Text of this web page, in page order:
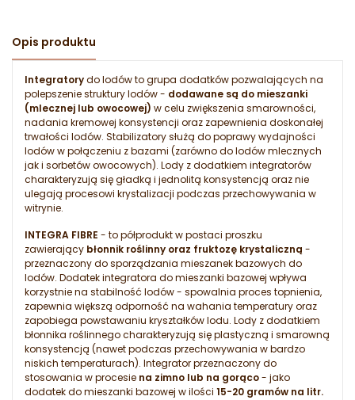
Opis produktu
Integratorydo lodów to grupa dodatków pozwalających na
polepszenie struktury lodów - dodawane są do mieszanki
(mlecznej lub owocowej) w celu zwiększenia smarowności,
nadania kremowej konsystencji oraz zapewnienia doskonałej
trwałości lodów. Stabilizatory służą do poprawy wydajności
lodów w połączeniu z bazami (zarówno do lodów mlecznych
jak i sorbetów owocowych). Lody z dodatkiem integratorów
charakteryzują się gładką i jednolitą konsystencją oraz nie
ulegają procesowi krystalizacji podczas przechowywania w
witrynie.
INTEGRA FIBRE - to półprodukt w postaci proszku
zawierający błonnik roślinny oraz fruktozę krystaliczną -
przeznaczony do sporządzania mieszanek bazowych do
lodów. Dodatek integratora do mieszanki bazowej wpływa
korzystnie na stabilność lodów - spowalnia proces topnienia,
zapewnia większą odporność na wahania temperatury oraz
zapobiega powstawaniu kryształków lodu. Lody z dodatkiem
błonnika roślinnego charakteryzują się plastyczną i smarowną
konsystencją (nawet podczas przechowywania w bardzo
niskich temperaturach). Integrator przeznaczony do
stosowania w procesie na zimno lub na gorąco- jako
dodatek do mieszanki bazowej w ilości 15-20 gramów na litr.